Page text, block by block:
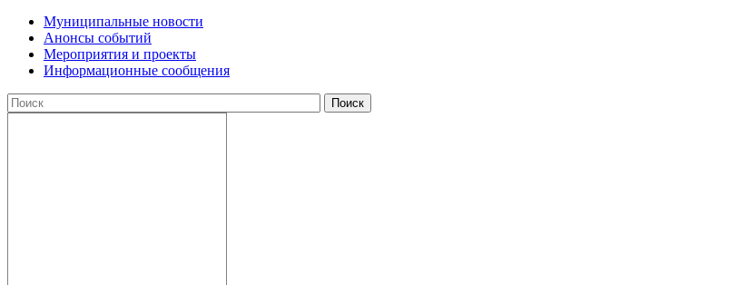
Муниципальные новости
Анонсы событий
Мероприятия и проекты
Информационные сообщения